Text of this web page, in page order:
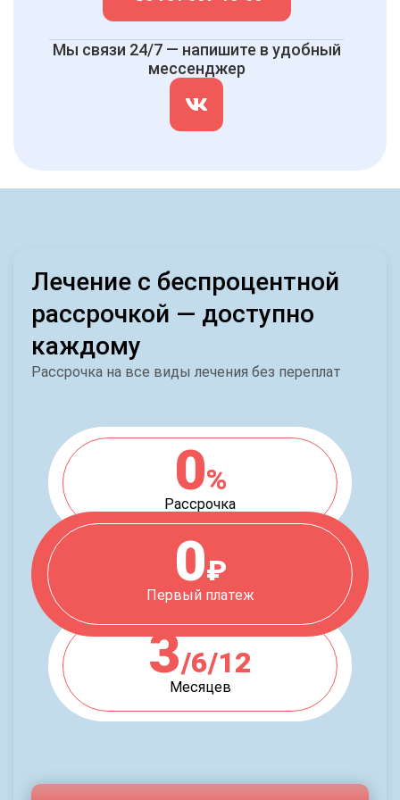
Мы связи 24/7 — напишите в удобный
мессенджер
Лечение с беспроцентной
рассрочкой — доступно
каждому
Рассрочка на все виды лечения без переплат
0%
Рассрочка
0₽
Первый платеж
3/6/12
Месяцев